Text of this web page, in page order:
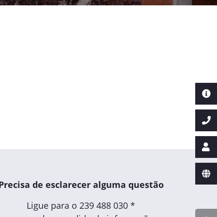
de esclarecer alguma questão
Ligue para o239 488 030 *